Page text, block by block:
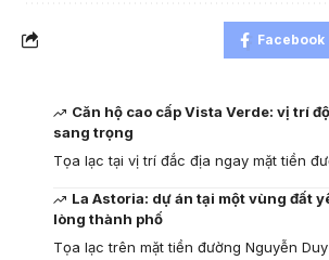
Facebook
Căn hộ cao cấp Vista Verde: vị trí
sang trọng
Tọa lạc tại vị trí đắc địa ngay mặt tiền
La Astoria: dự án tại một vùng đất
lòng thành phố
Tọa lạc trên mặt tiền đường Nguyễn